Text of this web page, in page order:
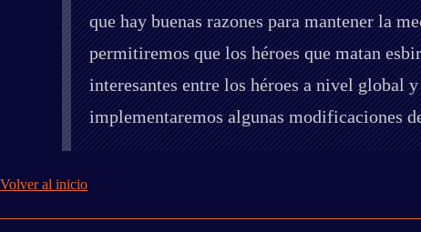
que hay buenas razones para mantener la
permitiremos que los héroes que matan
interesantes entre los héroes a nivel global
implementaremos algunas modificaciones
Volver al inicio